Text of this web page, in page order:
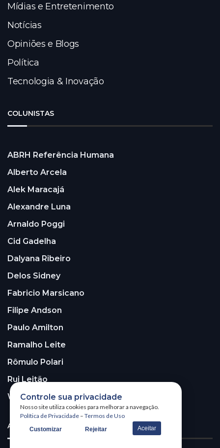
Mídias e Entretenimento
Notícias
Opiniões e Blogs
Política
Tecnologia & Inovação
COLUNISTAS
ABRH Referência Humana
Alberto Arcela
Alek Maracajá
Alexandre Luna
Arnaldo Poggi
Cid Gadelha
Dalyana Ribeiro
Delos Sidney
Fabricio Marsicano
Filipe Andson
Paulo Amilton
Ramalho Leite
Rômulo Polari
Rui Leitão
Walter Santos
ASSINE A NOSSA NEWSLETTER!
Controle sua privacidade
Nosso site utiliza cookies para melhorar a navegação.
Política de Privacidade – Termos de Uso
Customizar Rejeitar Aceitar